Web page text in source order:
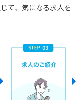
て、気になる求人を